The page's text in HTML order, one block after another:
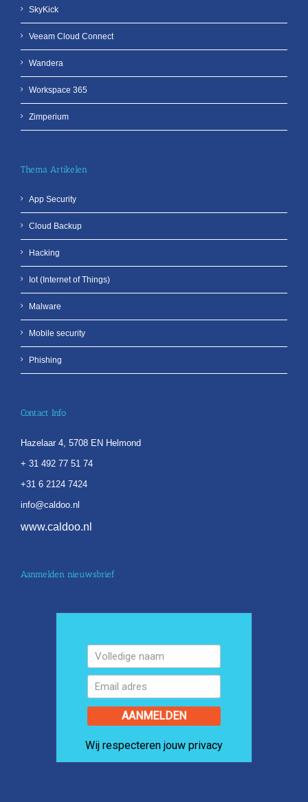
SkyKick
Veeam Cloud Connect
Wandera
Workspace 365
Zimperium
Thema Artikelen
App Security
Cloud Backup
Hacking
Iot (Internet of Things)
Malware
Mobile security
Phishing
Contact Info
Hazelaar 4, 5708 EN Helmond
+ 31 492 77 51 74
+31 6 2124 7424
info@caldoo.nl
www.caldoo.nl
Aanmelden nieuwsbrief
AANMELDEN
Wij respecteren jouw privacy